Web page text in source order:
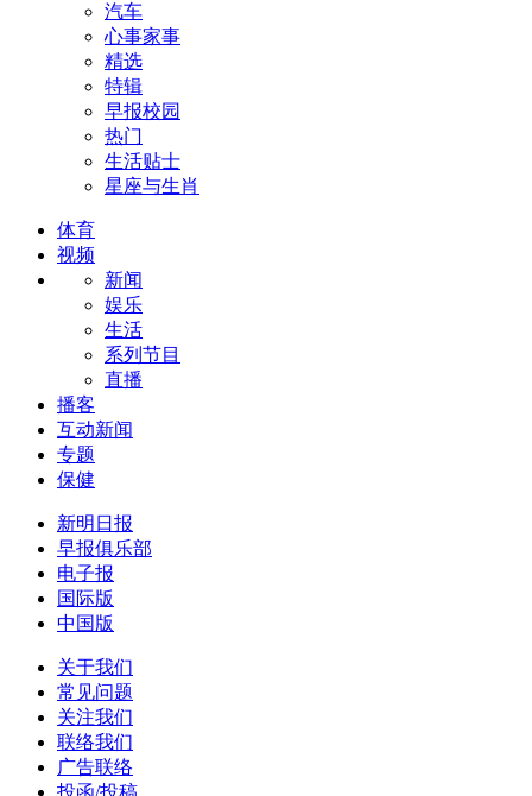
汽车
心事家事
精选
特辑
早报校园
热门
生活贴士
星座与生肖
体育
视频
新闻
娱乐
生活
系列节目
直播
播客
互动新闻
专题
保健
新明日报
早报俱乐部
电子报
国际版
中国版
关于我们
常见问题
关注我们
联络我们
广告联络